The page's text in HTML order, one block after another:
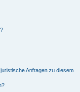
Anfragen zu diesem